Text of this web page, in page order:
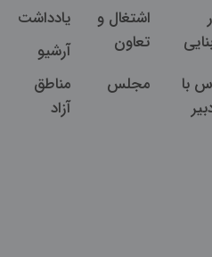
اشتغال و
تعاون
یادداشت
آرشیو
با
مجلس
مناطق
آزاد